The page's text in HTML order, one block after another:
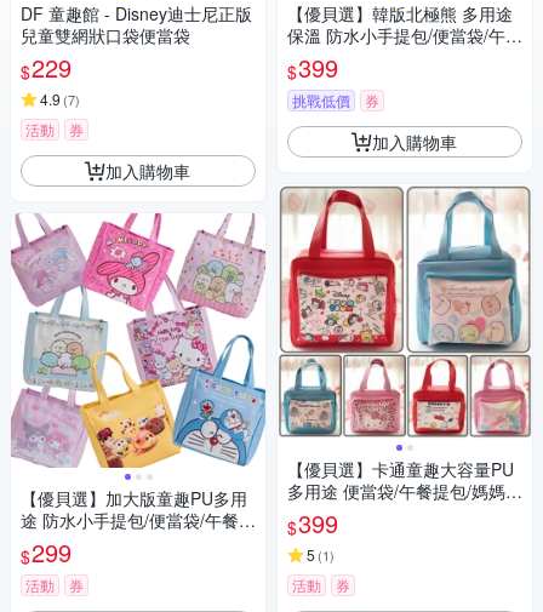
DF 童趣館 - Disney迪士尼正版
兒童雙網狀口袋便當袋
$229
4.9 (7)
活動 券
加入購物車
【優貝選】加大版童趣PU多用
途 防水小手提包/便當袋/午餐提
包
$299
活動 券
【優貝選】韓版北極熊 多用途
保溫 防水小手提包/便當袋/午餐
提包(3色)
$399
挑戰低價 券
加入購物車
【優貝選】卡通童趣大容量PU
多用途 便當袋/午餐提包/媽媽提
包
$399
5 (1)
活動 券